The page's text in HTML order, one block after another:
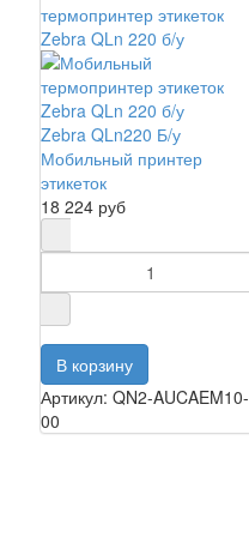
Zebra QLn220 Б/у
Мобильный принтер
этикеток
18 224 руб
Артикул: QN2-AUCAEM10-
00